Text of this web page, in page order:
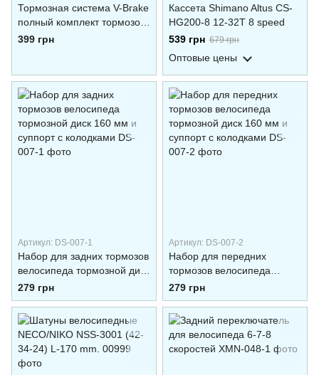
Тормозная система V-Brake
полный комплект тормозов
для велосипеда
399 грн
Кассета Shimano Altus CS-
HG200-8 12-32T 8 speed
539 грн 679 грн
Оптовые цены
Артикул: DS-007-1
Набор для задних тормозов
велосипеда тормозной диск
160 мм и суппорт с
колодками
279 грн
Артикул: DS-007-2
Набор для передних
тормозов велосипеда
тормозной диск 160 мм и
суппорт с колодками
279 грн